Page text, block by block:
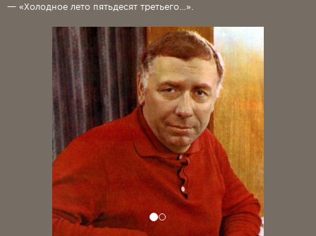
— «Холодное лето пятьдесят третьего…».